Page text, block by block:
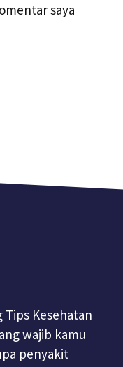
saya
Kesehatan
wajib kamu
penyakit